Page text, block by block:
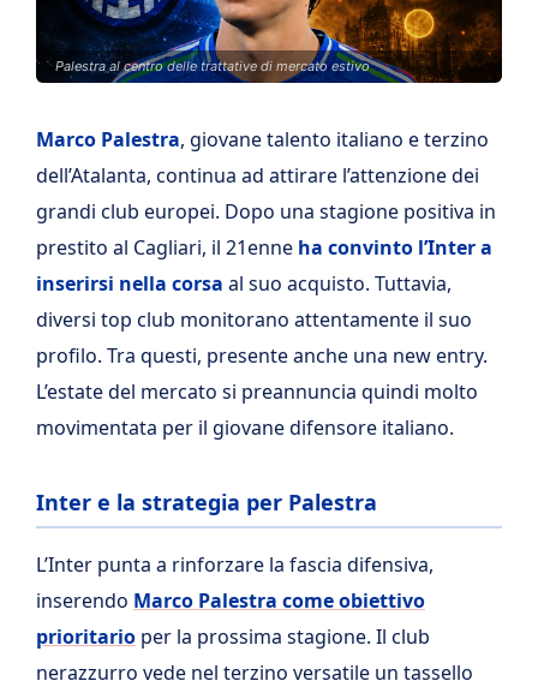
Palestra al centro delle trattative di mercato estivo
Marco Palestra, giovane talento italiano e terzino
dell’Atalanta, continua ad attirare l’attenzione dei
grandi club europei. Dopo una stagione positiva in
prestito al Cagliari, il 21enne ha convinto l’Inter a
inserirsi nella corsa al suo acquisto. Tuttavia,
diversi top club monitorano attentamente il suo
profilo. Tra questi, presente anche una new entry.
L’estate del mercato si preannuncia quindi molto
movimentata per il giovane difensore italiano.
Inter e la strategia per Palestra
L’Inter punta a rinforzare la fascia difensiva,
inserendo Marco Palestra come obiettivo
prioritario per la prossima stagione. Il club
nerazzurro vede nel terzino versatile un tassello